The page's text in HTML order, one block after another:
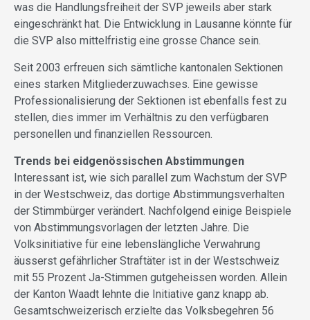
was die Handlungsfreiheit der SVP jeweils aber stark
eingeschränkt hat. Die Entwicklung in Lausanne könnte für
die SVP also mittelfristig eine grosse Chance sein.
Seit 2003 erfreuen sich sämtliche kantonalen Sektionen
eines starken Mitgliederzuwachses. Eine gewisse
Professionalisierung der Sektionen ist ebenfalls fest zu
stellen, dies immer im Verhältnis zu den verfügbaren
personellen und finanziellen Ressourcen.
Trends bei eidgenössischen Abstimmungen
Interessant ist, wie sich parallel zum Wachstum der SVP
in der Westschweiz, das dortige Abstimmungsverhalten
der Stimmbürger verändert. Nachfolgend einige Beispiele
von Abstimmungsvorlagen der letzten Jahre. Die
Volksinitiative für eine lebenslängliche Verwahrung
äusserst gefährlicher Straftäter ist in der Westschweiz
mit 55 Prozent Ja-Stimmen gutgeheissen worden. Allein
der Kanton Waadt lehnte die Initiative ganz knapp ab.
Gesamtschweizerisch erzielte das Volksbegehren 56